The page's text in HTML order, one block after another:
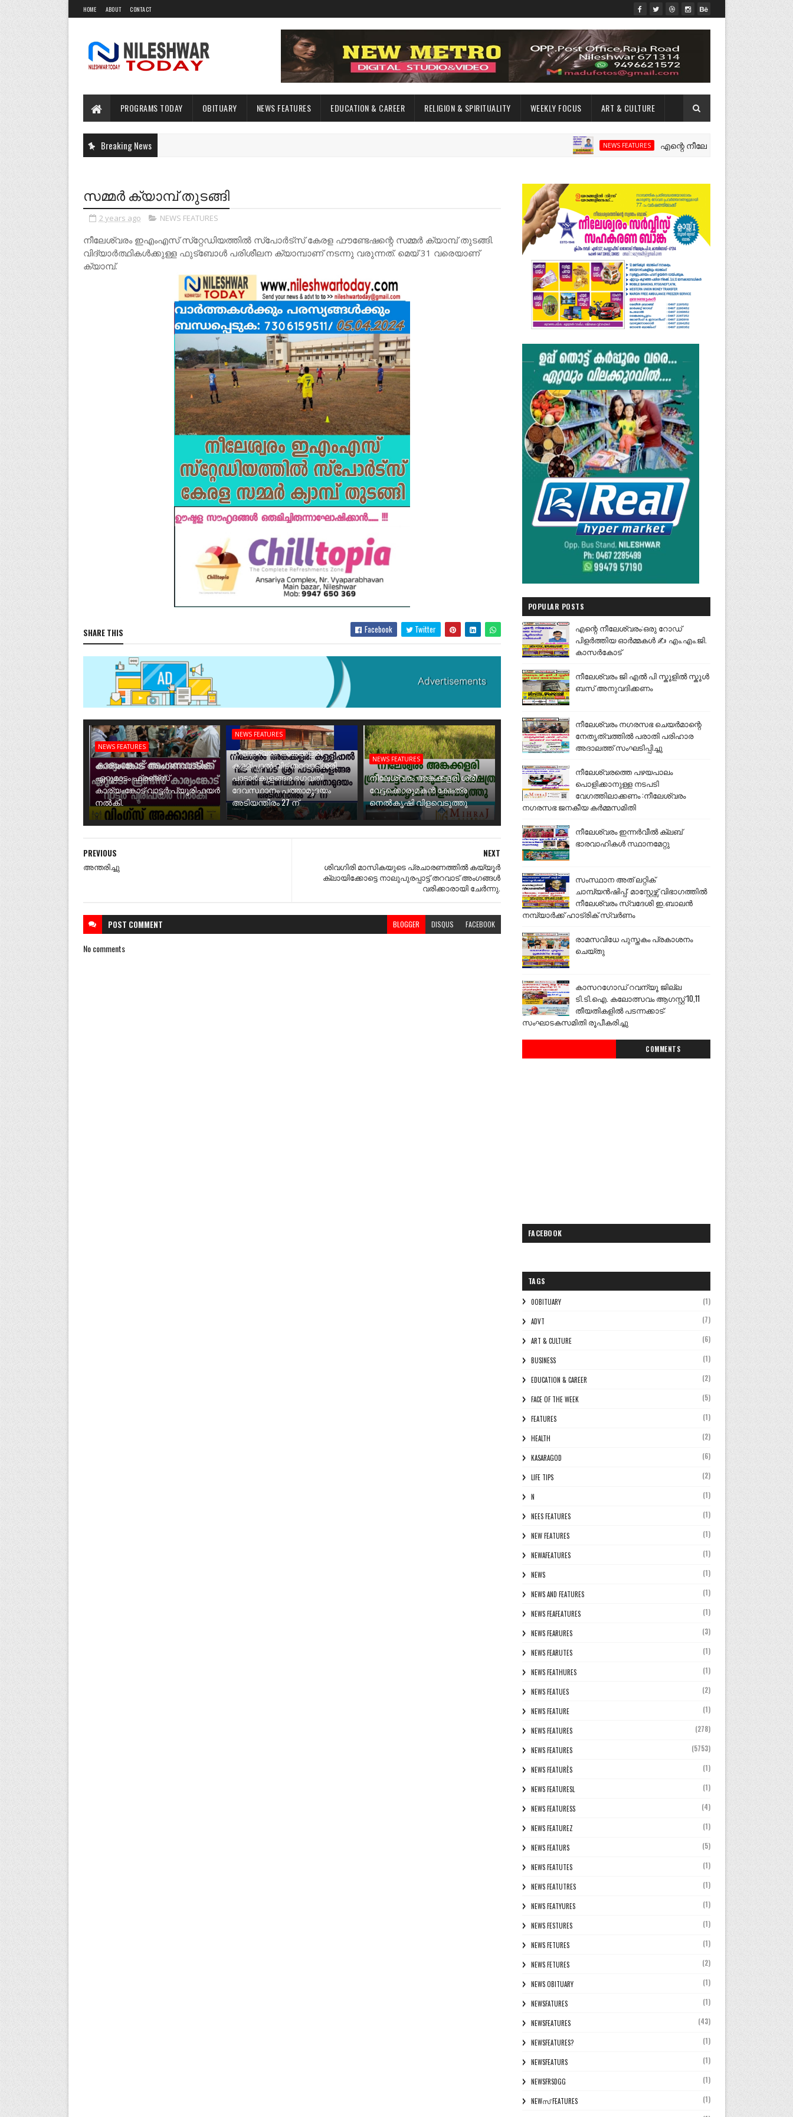
HOME ABOUT CONTACT
PROGRAMS TODAY OBITUARY NEWS FEATURES EDUCATION & CAREER RELIGION & SPIRITUALITY WEEKLY FOCUS ART & CULTURE
Breaking News NEWS FEATURES എന്റെ നീലേശ്വരം:ഒരു റോഡ്
സമ്മർ ക്യാമ്പ് തുടങ്ങി
2 years ago NEWS FEATURES
നീലേശ്വരം ഇഎംഎസ് സ്‌റ്റേഡിയത്തിൽ സ്പോർട്സ് കേരള ഫൗണ്ടേഷന്റെ സമ്മർ ക്യാമ്പ് തുടങ്ങി.
വിദ്യാർത്ഥികൾക്കുള്ള ഫുട്ബോൾ പരിശീലന ക്യാമ്പാണ് നടന്നു വരുന്നത്. മെയ് 31 വരെയാണ്
ക്യാമ്പ്.
SHARE THIS Facebook Twitter
NEWS FEATURES
കാര്യംങ്കോട് അംഗണവാടിക്ക്
ഏറുമാടം ഫ്രണ്ട്സ്
കാര്യംങ്കോട് വാട്ടർ പ്യൂരിഫയർ
നൽകി.
NEWS FEATURES
നീലേശ്വരം അങ്കക്കളരി
കള്ളിപ്പാൽ വീട് തറവാട് ശ്രീ
പാടാർകുളങ്ങര ഭഗവതി
ദേവസ്ഥാനം പത്താമുദയം
അടിയന്തിരം 27 ന്
NEWS FEATURES
നീലേശ്വരം അങ്കക്കളരി ശ്രീ
വേട്ടക്കൊരുമകൻ ക്ഷേത്ര
നെൽകൃഷി വിളവെടുത്തു
NEXT
ശിവഗിരി മാസികയുടെ പ്രചാരണത്തിൽ കയ്യൂർ
ക്ലായിക്കോട്ടെ നാലുപുരപ്പാട്ട് തറവാട് അംഗങ്ങൾ
വരിക്കാരായി ചേർന്നു.
PREVIOUS
അന്തരിച്ചു
POST COMMENT BLOGGER DISQUS FACEBOOK
No comments
POPULAR POSTS
എന്റെ നീലേശ്വരം:ഒരു റോഡ്
പിളർത്തിയ ഓർമ്മകൾ ✍️ എം.എം.ജി.
കാസർകോട്
നീലേശ്വരം ജി എൽ പി സ്കൂളിൽ സ്കൂൾ
ബസ് അനുവദിക്കണം
നീലേശ്വരം നഗരസഭ ചെയർമാന്റെ
നേതൃത്വത്തിൽ പരാതി പരിഹാര
അദാലത്ത് സംഘടിപ്പിച്ചു
നീലേശ്വരത്തെ പഴയപാലം
പൊളിക്കാനുള്ള നടപടി
വേഗത്തിലാക്കണം :നീലേശ്വരം
നഗരസഭ ജനകീയ കർമ്മസമിതി
നീലേശ്വരം ഇന്നർവീൽ ക്ലബ്
ഭാരവാഹികൾ സ്ഥാനമേറ്റു
സംസ്ഥാന അത് ലറ്റിക്
ചാമ്പ്യൻഷിപ്പ്: മാസ്റ്റേഴ്സ് വിഭാഗത്തിൽ
നീലേശ്വരം സ്വദേശി ഇ.ബാലൻ
നമ്പ്യാർക്ക് ഹാട്രിക് സ്വർണം
രാമസവിധേ പുസ്തകം പ്രകാശനം
ചെയ്തു
കാസറഗോഡ് റവന്യൂ ജില്ല
ടി.ടി.ഐ. കലോത്സവം ആഗസ്റ്റ് 10,11
തീയതികളിൽ പടന്നക്കാട്:
സംഘാടകസമിതി രൂപീകരിച്ചു
COMMENTS
FACEBOOK
TAGS
0OBITUARY (1)
ADVT (7)
ART & CULTURE (6)
BUSINESS (1)
EDUCATION & CAREER (2)
FACE OF THE WEEK (5)
FEATURES (1)
HEALTH (2)
KASARAGOD (6)
LIFE TIPS (2)
N (1)
NEES FEATURES (1)
NEW FEATURES (1)
NEWAFEATURES (1)
NEWS (1)
NEWS AND FEATURES (1)
NEWS FEAFEATURES (1)
NEWS FEARURES (3)
NEWS FEARUTES (1)
NEWS FEATHURES (1)
NEWS FEATUES (2)
NEWS FEATURE (1)
NEWS FEATURES (278)
NEWS FEATURES (5753)
NEWS FEATURÈS (1)
NEWS FEATURESL (1)
NEWS FEATURESS (4)
NEWS FEATUREZ (1)
NEWS FEATURS (5)
NEWS FEATUTES (1)
NEWS FEATUTRES (1)
NEWS FEATYURES (1)
NEWS FESTURES (1)
NEWS FETURES (1)
NEWS FETURES (2)
NEWS OBITUARY (1)
NEWSFATURES (1)
NEWSFEATURES (43)
NEWSFEATURES? (1)
NEWSFEATURS (1)
NEWSFRSDGG (1)
NEWസ് FEATURES (1)